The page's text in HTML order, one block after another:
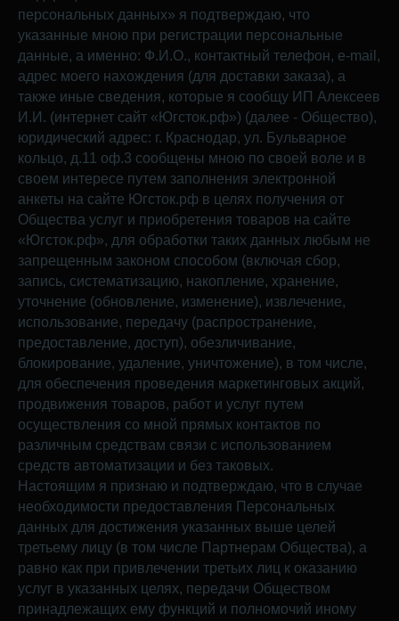
персональных данных» я подтверждаю, что
указанные мною при регистрации персональные
данные, а именно: Ф.И.О., контактный телефон, e-mail,
адрес моего нахождения (для доставки заказа), а
также иные сведения, которые я сообщу ИП Алексеев
И.И. (интернет сайт «Югсток.рф») (далее - Общество),
юридический адрес: г. Краснодар, ул. Бульварное
кольцо, д.11 оф.3 сообщены мною по своей воле и в
своем интересе путем заполнения электронной
анкеты на сайте Югсток.рф в целях получения от
Общества услуг и приобретения товаров на сайте
«Югсток.рф», для обработки таких данных любым не
запрещенным законом способом (включая сбор,
запись, систематизацию, накопление, хранение,
уточнение (обновление, изменение), извлечение,
использование, передачу (распространение,
предоставление, доступ), обезличивание,
блокирование, удаление, уничтожение), в том числе,
для обеспечения проведения маркетинговых акций,
продвижения товаров, работ и услуг путем
осуществления со мной прямых контактов по
различным средствам связи с использованием
средств автоматизации и без таковых.
Настоящим я признаю и подтверждаю, что в случае
необходимости предоставления Персональных
данных для достижения указанных выше целей
третьему лицу (в том числе Партнерам Общества), а
равно как при привлечении третьих лиц к оказанию
услуг в указанных целях, передачи Обществом
принадлежащих ему функций и полномочий иному